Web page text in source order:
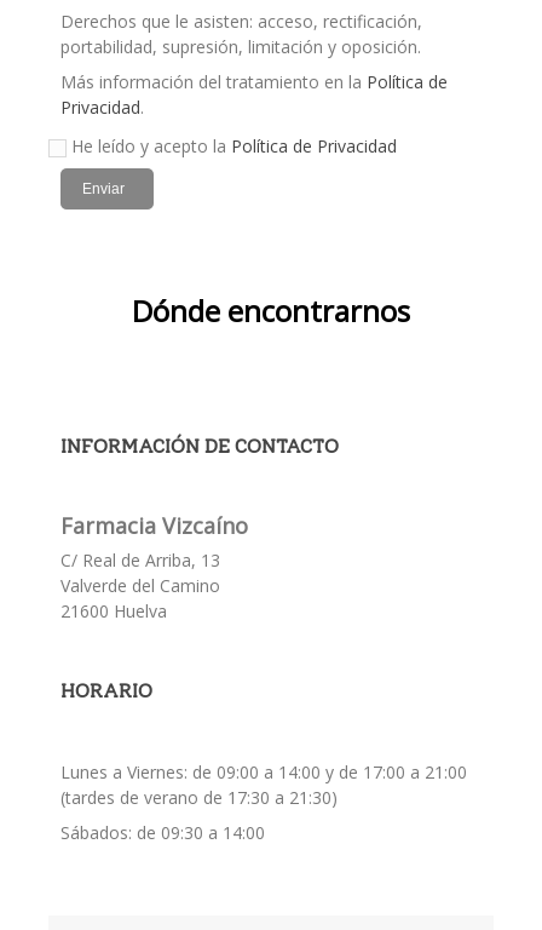
Derechos que le asisten: acceso, rectificación,
portabilidad, supresión, limitación y oposición.
Más información del tratamiento en la Política de
Privacidad.
He leído y acepto la Política de Privacidad
Enviar
Dónde encontrarnos
INFORMACIÓN DE CONTACTO
Farmacia Vizcaíno
C/ Real de Arriba, 13
Valverde del Camino
21600 Huelva
HORARIO
Lunes a Viernes: de 09:00 a 14:00 y de 17:00 a 21:00
(tardes de verano de 17:30 a 21:30)
Sábados: de 09:30 a 14:00